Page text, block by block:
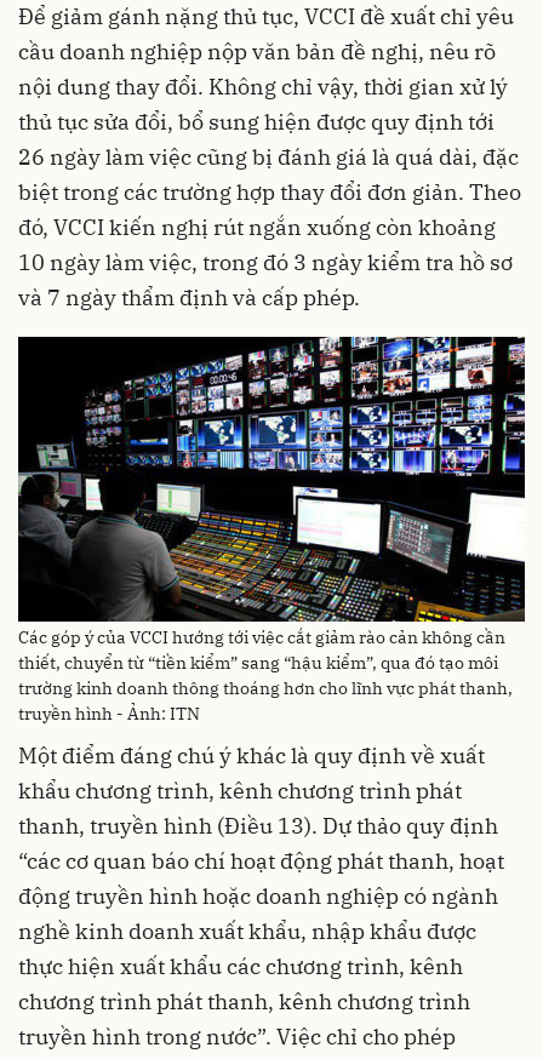
Để giảm gánh nặng thủ tục, VCCI đề xuất chỉ yêu
cầu doanh nghiệp nộp văn bản đề nghị, nêu rõ
nội dung thay đổi. Không chỉ vậy, thời gian xử lý
thủ tục sửa đổi, bổ sung hiện được quy định tới
26 ngày làm việc cũng bị đánh giá là quá dài, đặc
biệt trong các trường hợp thay đổi đơn giản. Theo
đó, VCCI kiến nghị rút ngắn xuống còn khoảng
10 ngày làm việc, trong đó 3 ngày kiểm tra hồ sơ
và 7 ngày thẩm định và cấp phép.
Các góp ý của VCCI hướng tới việc cắt giảm rào cản không cần
thiết, chuyển từ “tiền kiểm” sang “hậu kiểm”, qua đó tạo môi
trường kinh doanh thông thoáng hơn cho lĩnh vực phát thanh,
truyền hình - Ảnh: ITN
Một điểm đáng chú ý khác là quy định về xuất
khẩu chương trình, kênh chương trình phát
thanh, truyền hình (Điều 13). Dự thảo quy định
“các cơ quan báo chí hoạt động phát thanh, hoạt
động truyền hình hoặc doanh nghiệp có ngành
nghề kinh doanh xuất khẩu, nhập khẩu được
thực hiện xuất khẩu các chương trình, kênh
chương trình phát thanh, kênh chương trình
truyền hình trong nước”. Việc chỉ cho phép